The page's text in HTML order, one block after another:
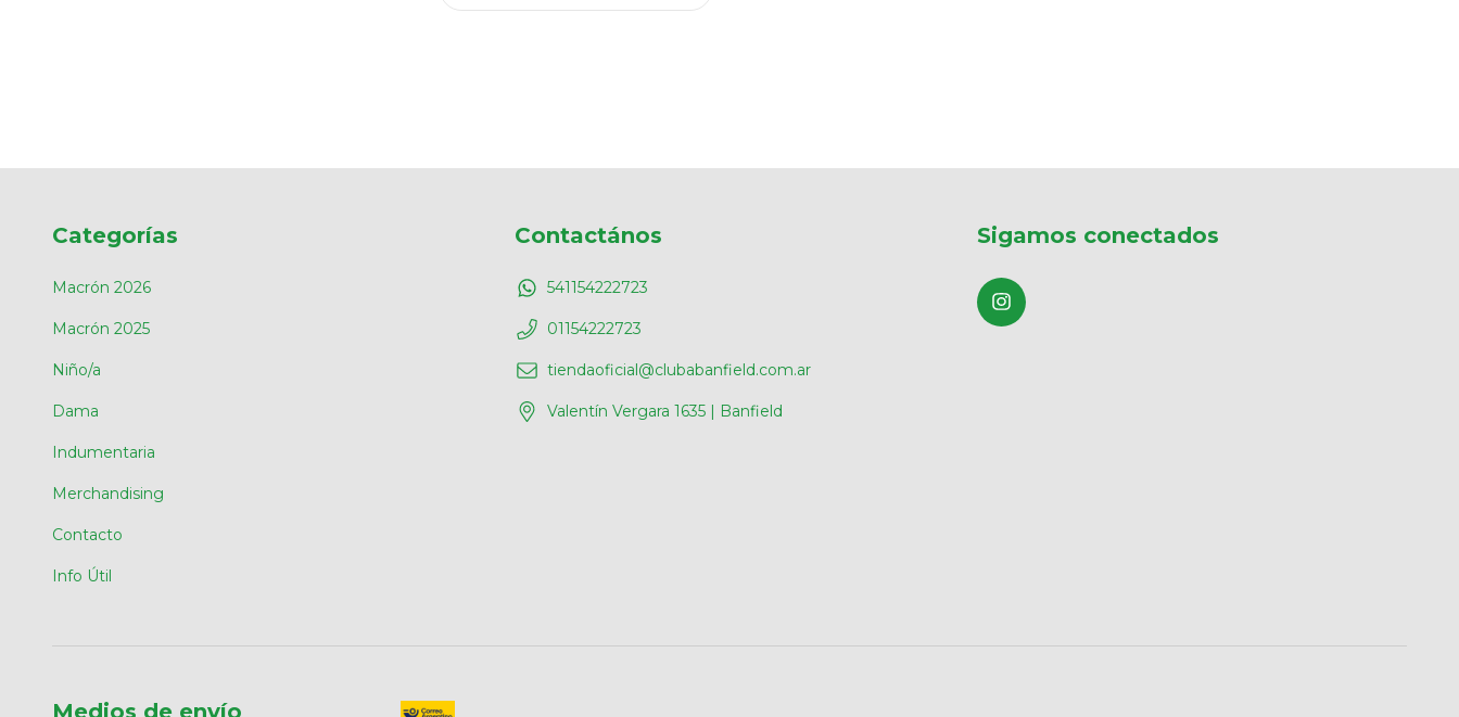
Categorías
Macrón 2026
Macrón 2025
Niño/a
Dama
Indumentaria
Merchandising
Contacto
Info Útil
Contactános
541154222723
01154222723
tiendaoficial@clubabanfield.com.ar
Valentín Vergara 1635 | Banfield
Sigamos conectados
Medios de envío